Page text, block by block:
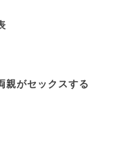
親がセックスする